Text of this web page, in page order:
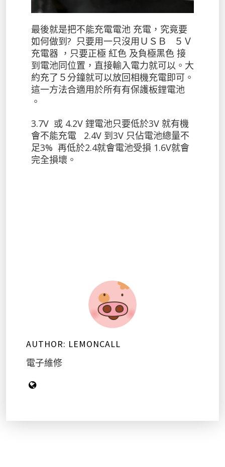
最後就是把不能充電電池 充電，究竟要
如何做到? 只要用一只沒用ＵＳＢ ５Ｖ
充電器 ，只要正極 紅色 及負極黑色 接
到電池同位置，直接輸入電力就可以。大
約充了５分鐘就可以放回相機充電即可。
這一方法合適用於所有有保護板鋰電池
。
3.7V 或 4.2V 鋰電池只要低於3V 就有機
會不能充電 2.4V 到3V 只佔電池總量不
足3% 再低於2.4就會電池受損 1.6V就會
完全損壞。
AUTHOR: LEMONCALL
電子維修